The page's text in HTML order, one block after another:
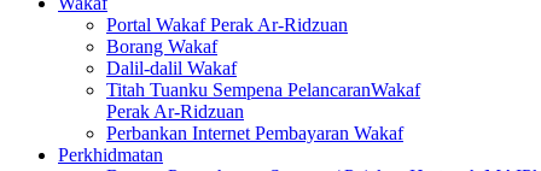
Portal Wakaf Perak Ar-Ridzuan
Borang Wakaf
Dalil-dalil Wakaf
Titah Tuanku Sempena PelancaranWakaf
Perak Ar-Ridzuan
Perbankan Internet Pembayaran Wakaf
Perkhidmatan